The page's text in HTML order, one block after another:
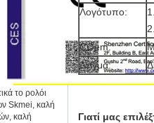
το ρολόι
Skmei, καλή
καλή
Λογότυπο:
COem:
Δείγμα:
Γιατί μας